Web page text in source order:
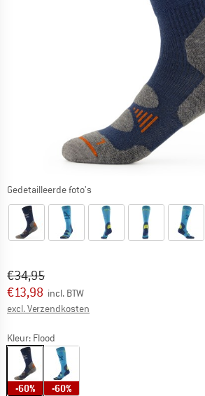
Gedetailleerde foto's
Oorspronkelijke prijs :
€34,95
Prijs:
€13,98 incl. BTW
excl. Verzendkosten
Kleur: Flood
-60% -60%